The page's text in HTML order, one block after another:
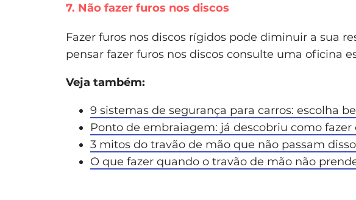
7. Não fazer furos nos discos
Fazer furos nos discos rígidos pode diminuir a sua
pensar fazer furos nos discos consulte uma oficina
Veja também:
9 sistemas de segurança para carros: escolha
Ponto de embraiagem: já descobriu como fazer
3 mitos do travão de mão que não passam
O que fazer quando o travão de mão não